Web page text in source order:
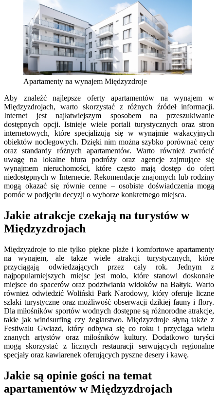
Apartamenty na wynajem Międzyzdroje
Aby znaleźć najlepsze oferty apartamentów na wynajem w
Międzyzdrojach, warto skorzystać z różnych źródeł informacji.
Internet jest najłatwiejszym sposobem na przeszukiwanie
dostępnych opcji. Istnieje wiele portali turystycznych oraz stron
internetowych, które specjalizują się w wynajmie wakacyjnych
obiektów noclegowych. Dzięki nim można szybko porównać ceny
oraz standardy różnych apartamentów. Warto również zwrócić
uwagę na lokalne biura podróży oraz agencje zajmujące się
wynajmem nieruchomości, które często mają dostęp do ofert
niedostępnych w Internecie. Rekomendacje znajomych lub rodziny
mogą okazać się równie cenne – osobiste doświadczenia mogą
pomóc w podjęciu decyzji o wyborze konkretnego miejsca.
Jakie atrakcje czekają na turystów w
Międzyzdrojach
Międzyzdroje to nie tylko piękne plaże i komfortowe apartamenty
na wynajem, ale także wiele atrakcji turystycznych, które
przyciągają odwiedzających przez cały rok. Jednym z
najpopularniejszych miejsc jest molo, które stanowi doskonałe
miejsce do spacerów oraz podziwiania widoków na Bałtyk. Warto
również odwiedzić Woliński Park Narodowy, który oferuje liczne
szlaki turystyczne oraz możliwość obserwacji dzikiej fauny i flory.
Dla miłośników sportów wodnych dostępne są różnorodne atrakcje,
takie jak windsurfing czy żeglarstwo. Międzyzdroje słyną także z
Festiwalu Gwiazd, który odbywa się co roku i przyciąga wielu
znanych artystów oraz miłośników kultury. Dodatkowo turyści
mogą skorzystać z licznych restauracji serwujących regionalne
specjały oraz kawiarenek oferujących pyszne desery i kawę.
Jakie są opinie gości na temat
apartamentów w Międzyzdrojach